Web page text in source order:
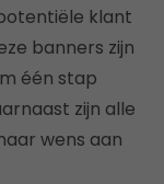
klant
banners zijn
één stap
zijn alle
wens aan